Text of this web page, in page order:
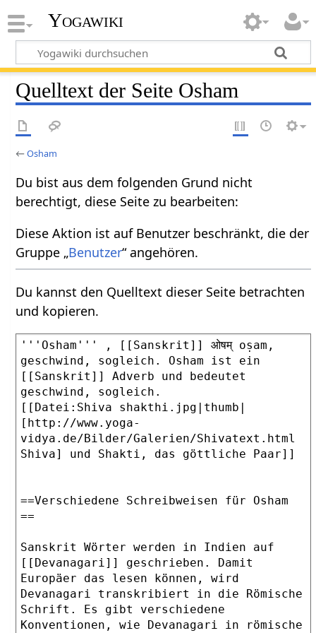
Yogawiki
Quelltext der Seite Osham
←Osham
Du bist aus dem folgenden Grund nicht
berechtigt, diese Seite zu bearbeiten:
Diese Aktion ist auf Benutzer beschränkt, die der
Gruppe „Benutzer“ angehören.
Du kannst den Quelltext dieser Seite betrachten
und kopieren.